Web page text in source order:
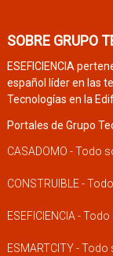
SOBRE GRUPO
ESEFICIENCIA
español líder en las
Tecnologías en la
Portales de Grupo
CASADOMO - Todo
CONSTRUIBLE -
ESEFICIENCIA -
ESMARTCITY -